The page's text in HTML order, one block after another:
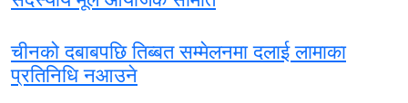
चीनको दबाबपछि तिब्बत सम्मेलनमा दलाई लामाका
प्रतिनिधि नआउने